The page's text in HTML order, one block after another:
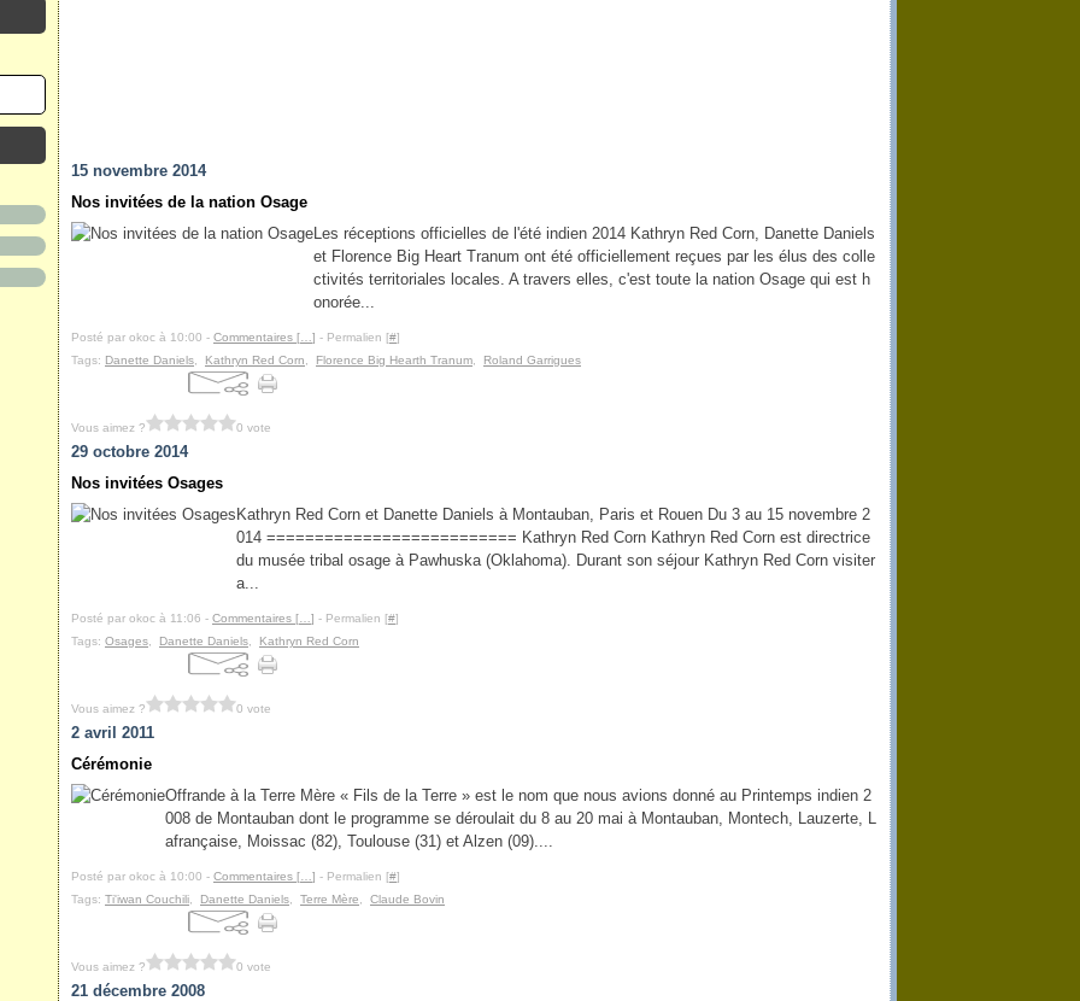
15 novembre 2014
Nos invitées de la nation Osage
Les réceptions officielles de l'été indien 2014 Kathryn Red Corn, Danette Daniels
et Florence Big Heart Tranum ont été officiellement reçues par les élus des colle
ctivités territoriales locales. A travers elles, c'est toute la nation Osage qui est h
onorée...
Posté par okoc à 10:00 - Commentaires [ ] - Permalien [#]
Tags: Danette Daniels Kathryn Red Corn Florence Big Hearth Tranum Roland Garrigues
Vous aimez ? 0 vote
29 octobre 2014
Nos invitées Osages
Kathryn Red Corn et Danette Daniels à Montauban, Paris et Rouen Du 3 au 15 novembre 2
014 ========================== Kathryn Red Corn Kathryn Red Corn est directrice
du musée tribal osage à Pawhuska (Oklahoma). Durant son séjour Kathryn Red Corn visiter
a...
Posté par okoc à 11:06 - Commentaires [ ] - Permalien [#]
Tags: Osages Danette Daniels Kathryn Red Corn
Vous aimez ? 0 vote
2 avril 2011
Cérémonie
Offrande à la Terre Mère « Fils de la Terre » est le nom que nous avions donné au Printemps indien 2
008 de Montauban dont le programme se déroulait du 8 au 20 mai à Montauban, Montech, Lauzerte, L
afrançaise, Moissac (82), Toulouse (31) et Alzen (09)....
Posté par okoc à 10:00 - Commentaires [ ] - Permalien [#]
Tags: Ti'iwan Couchili Danette Daniels Terre Mère Claude Bovin
Vous aimez ? 0 vote
21 décembre 2008